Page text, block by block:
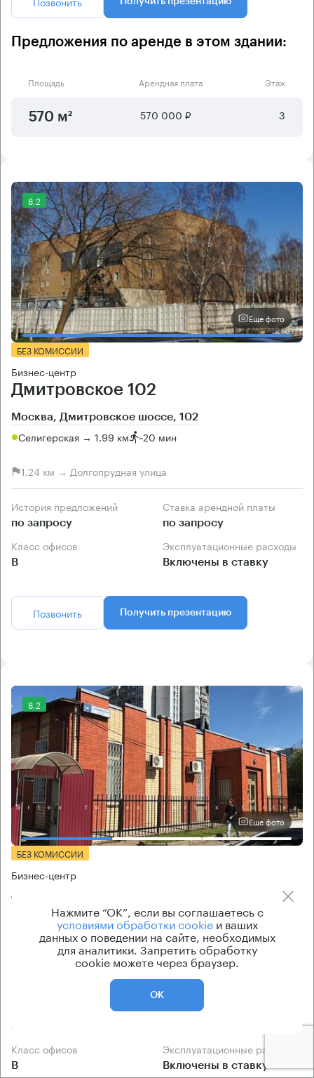
Предложения по аренде в этом здании:
Площадь Арендная плата Этаж
570 м² 570 000 ₽ 3
8.2
Еще фото
БЕЗ КОМИССИИ
Бизнес-центр
Дмитровское 102
Москва, Дмитровское шоссе, 102
Селигерская → 1.99 км ~20 мин
1.24 км → Долгопрудная улица
История предложений
по запросу
Ставка арендной платы
по запросу
Класс офисов
B
Эксплуатационные расходы
Включены в ставку
Позвонить Получить презентацию
8.2
Еще фото
БЕЗ КОМИССИИ
Бизнес-центр
Лобненская 14А
Москва, Лобненская улица, 14А
Селигерская → 4.05 км ~24 мин
История предложений
455 кв.м
Ставка арендной платы
Класс офисов
B
Эксплуатационные расходы
Включены в ставку
Нажмите “ОК”, если вы соглашаетесь с
условиями обработки cookieи ваших
данных о поведении на сайте, необходимых
для аналитики. Запретить обработку
cookie можете через браузер.
ОК